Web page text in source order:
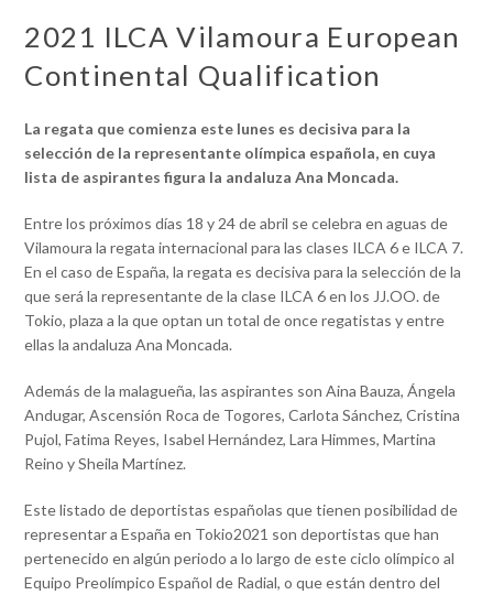
2021 ILCA Vilamoura European
Continental Qualification
La regata que comienza este lunes es decisiva para la
selección de la representante olímpica española, en cuya
lista de aspirantes figura la andaluza Ana Moncada.
Entre los próximos días 18 y 24 de abril se celebra en aguas de
Vilamoura la regata internacional para las clases ILCA 6 e ILCA 7.
En el caso de España, la regata es decisiva para la selección de la
que será la representante de la clase ILCA 6 en los JJ.OO. de
Tokio, plaza a la que optan un total de once regatistas y entre
ellas la andaluza Ana Moncada.
Además de la malagueña, las aspirantes son Aina Bauza, Ángela
Andugar, Ascensión Roca de Togores, Carlota Sánchez, Cristina
Pujol, Fatima Reyes, Isabel Hernández, Lara Himmes, Martina
Reino y Sheila Martínez.
Este listado de deportistas españolas que tienen posibilidad de
representar a España en Tokio2021 son deportistas que han
pertenecido en algún periodo a lo largo de este ciclo olímpico al
Equipo Preolímpico Español de Radial, o que están dentro del